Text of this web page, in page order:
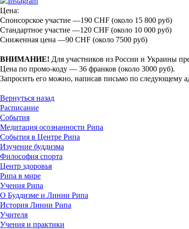
Цена:
Спонсорское участие —190 CHF (около 15 800 руб)
Стандартное участие —120 CHF (около 10 000 руб)
Сниженная цена —90 CHF (около 7500 руб)
ВНИМАНИЕ! Для участников из России и Украины
Цена по промо-коду — 36 франков (около 3000 руб).
Запросить его можно, написав письмо по следующему
Вернуться назад
Расписание
События
Медитация осознанности Рипа
События в Центре Рипа
Изучение буддизма
Философия спорта
Центр здоровья
Рипа в мире
Учения Рипа
О Буддизме и Линии Рипа
История Линии Рипа
Учителя
Учения и практики